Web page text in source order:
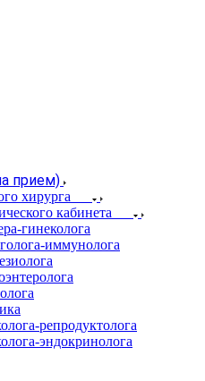
прием)
хирурга
кабинета
гинеколога
иммунолога
репродуктолога
эндокринолога